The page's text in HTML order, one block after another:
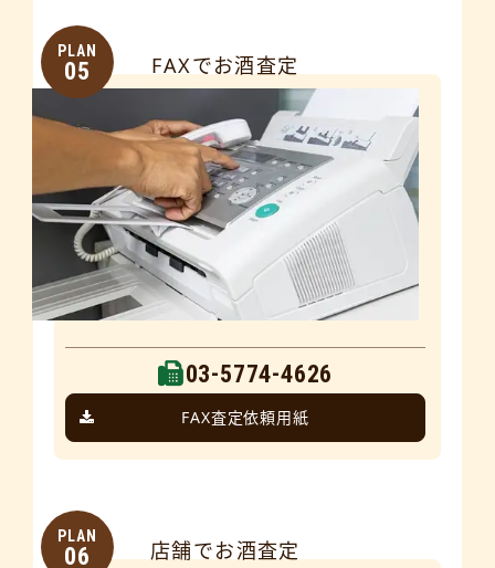
PLAN
05 FAXでお酒査定
03-5774-4626
FAX査定依頼用紙
PLAN
06 店舗でお酒査定